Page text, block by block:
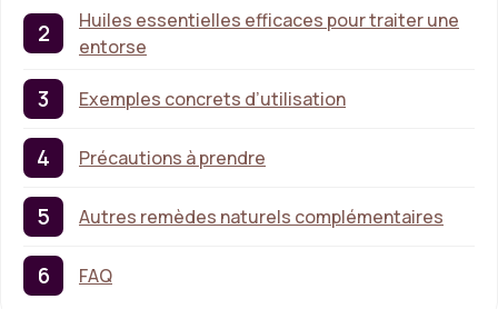
Huiles essentielles efficaces pour traiter une
entorse
Exemples concrets d’utilisation
Précautions à prendre
Autres remèdes naturels complémentaires
FAQ